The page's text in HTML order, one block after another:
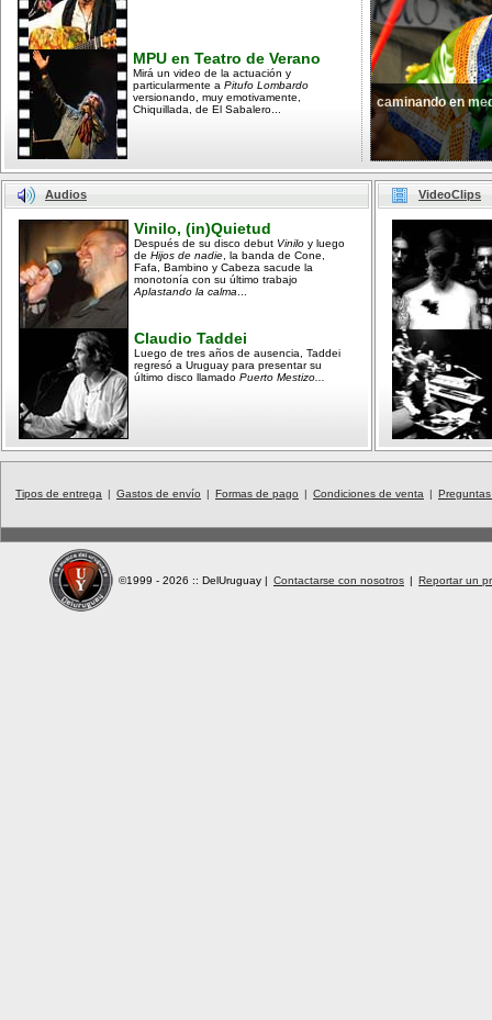
MPU en Teatro de Verano
Mirá un video de la actuación y
particularmente a Pitufo Lombardo
versionando, muy emotivamente,
Chiquillada, de El Sabalero...
caminando en
Audios
Vinilo, (in)Quietud
Después de su disco debut Vinilo y luego
de Hijos de nadie , la banda de Cone,
Fafa, Bambino y Cabeza sacude la
monotonía con su último trabajo
Aplastando la calma
Claudio Taddei
Luego de tres años de ausencia, Taddei
regresó a Uruguay para presentar su
último disco llamado Puerto Mestizo...
VideoClips
Tipos de entrega | Gastos de envío | Formas de pago | Condiciones de venta |
©1999 - 2026 :: DelUruguay | Contactarse con nosotros | Reportar un